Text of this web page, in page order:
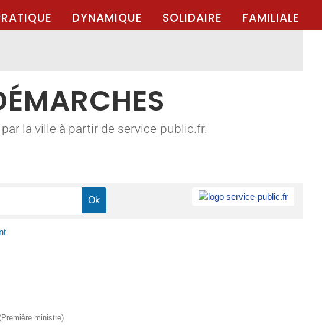
DYNAMIQUE SOLIDAIRE FAMILIALE
la ville à partir de service-public.fr.
ministre)